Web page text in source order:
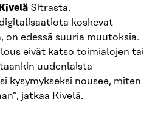
Sitrasta.
koskevat
edessä suuria muutoksia.
eivät katso toimialojen tai
uudenlaista
kysymykseksi nousee, miten
jatkaa Kivelä.